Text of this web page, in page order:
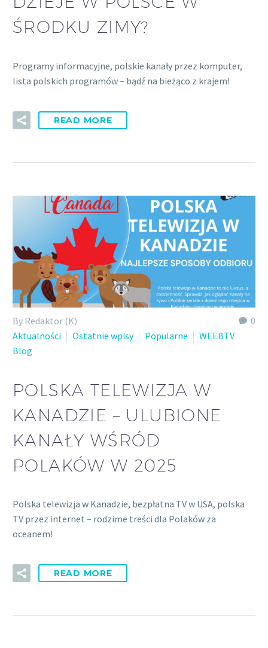
ŚRODKU ZIMY?
Programy informacyjne, polskie kanały przez komputer,
lista polskich programów – bądź na bieżąco z krajem!
READ MORE
0
By Redaktor (K)
Aktualności
Ostatnie wpisy Popularne
WEEBTV
Blog
POLSKA TELEWIZJA W
KANADZIE – ULUBIONE
KANAŁY WŚRÓD
POLAKÓW W 2025
Polska telewizja w Kanadzie, bezpłatna TV w USA, polska
TV przez internet – rodzime treści dla Polaków za
oceanem!
READ MORE